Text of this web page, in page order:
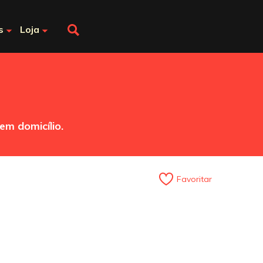
Loja
domicílio.
Favoritar